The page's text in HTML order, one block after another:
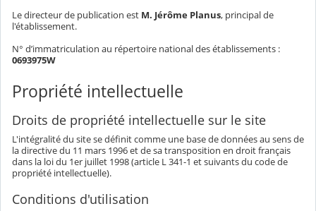
Le directeur de publication est M. Jérôme Planus, principal de
l'établissement.
N° d’immatriculation au répertoire national des établissements :
0693975W
Propriété intellectuelle
Droits de propriété intellectuelle sur le site
L'intégralité du site se définit comme une base de données au sens de
la directive du 11 mars 1996 et de sa transposition en droit français
dans la loi du 1er juillet 1998 (article L 341-1 et suivants du code de
propriété intellectuelle).
Conditions d'utilisation